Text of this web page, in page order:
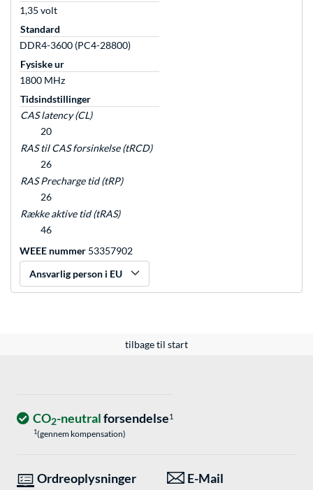
1,35 volt
Standard
DDR4-3600 (PC4-28800)
Fysiske ur
1800 MHz
Tidsindstillinger
CAS latency (CL)
20
RAS til CAS forsinkelse (tRCD)
26
RAS Precharge tid (tRP)
26
Række aktive tid (tRAS)
46
WEEE nummer 53357902
Ansvarlig person i EU
tilbage til start
CO2-neutralforsendelse1
1(gennem kompensation)
Ordreoplysninger E-Mail